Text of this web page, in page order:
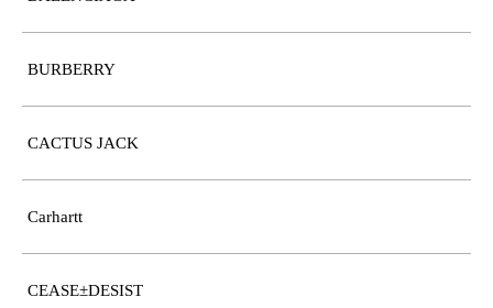
BURBERRY
CACTUS JACK
Carhartt
CEASE±DESIST